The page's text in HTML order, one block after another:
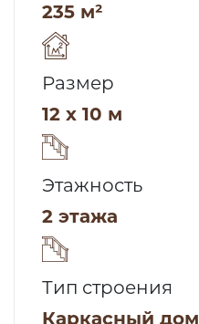
235 м²
Размер
12 x 10 м
Этажность
2 этажа
Тип строения
Каркасный дом